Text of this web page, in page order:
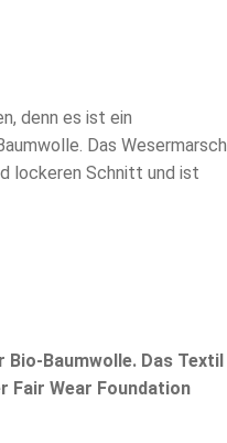
denn es ist ein
Das Wesermarsch
lockeren Schnitt und ist
Baumwolle. Das Textil
Fair Wear Foundation